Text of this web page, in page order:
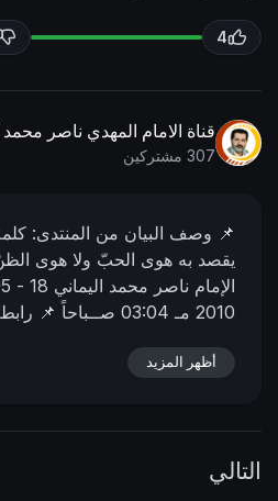
s
f
l
s
4
قناة الامام المهدي ناصر محمد
307 مشتركين
📌 وصف البیان من المنتدى:
يقصد به هوى الحبّ ولا هوى
الإمام ناصر محمد اليماني 18 - 05 - 1431 هـ
2010 مـ
03:04 صــباحاً
📌
p=96176
أظهر المزيد
التالي